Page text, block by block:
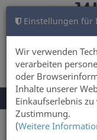
Einstellungen für
Wir verwenden
verarbeiten
oder
Inhalte unserer
Einkaufserlebnis
Zustimmung.
(Weitere
NAVIGATION
UMSCHALTEN
Menü
Sie sind hier: